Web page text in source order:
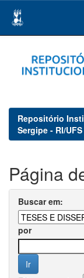
navigation
Repositório
Sergipe - RI/UFS
Página
Buscar em:
por